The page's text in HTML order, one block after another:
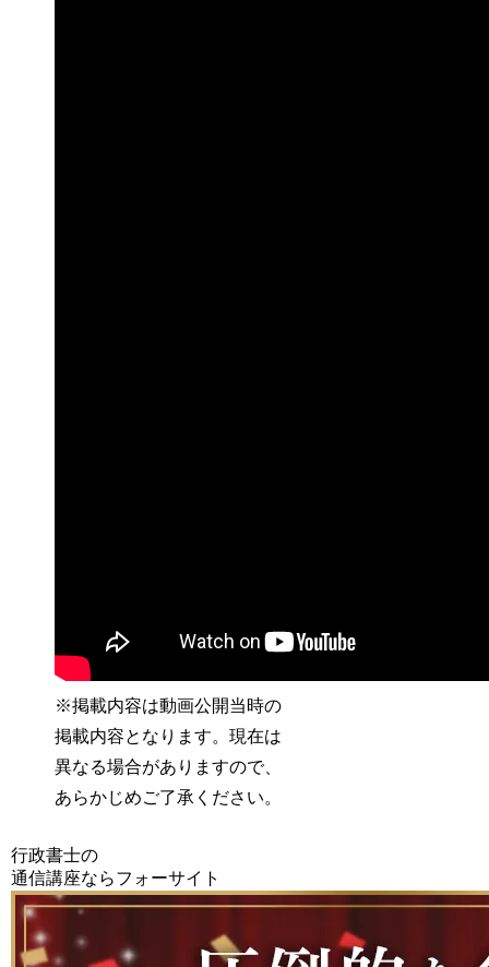
※掲載内容は動画公開当時の
掲載内容となります。現在は
異なる場合がありますので、
あらかじめご了承ください。
行政書士の
通信講座ならフォーサイト